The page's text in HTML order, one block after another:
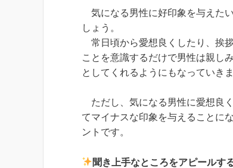
気になる男性に好印象を与えた
しょう。
常日頃から愛想良くしたり、挨
ことを意識するだけで男性は親し
としてくれるようにもなっていきま
ただし、気になる男性に愛想良
てマイナスな印象を与えることに
ントです。
聞き上手なところをアピールす